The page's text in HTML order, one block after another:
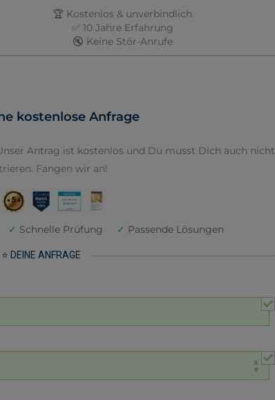
🏆 Kostenlos & unverbindlich
✅ 10 Jahre Erfahrung
🔇 Keine Stör-Anrufe
kostenlose Anfrage
Antrag ist kostenlos und Du musst Dich auch nicht
Fangen wir an!
✓ Schnelle Prüfung ✓ Passende Lösungen
⭐ DEINE ANFRAGE